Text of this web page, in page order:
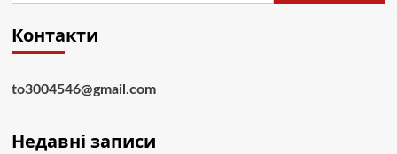
Контакти
to3004546@gmail.com
Недавні записи